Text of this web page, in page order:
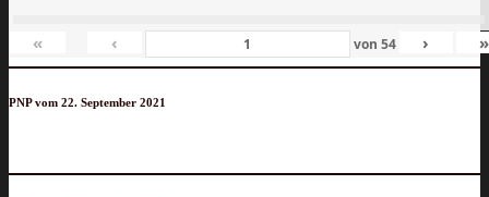
« ‹ von 54 › »
PNP vom 22. September 2021